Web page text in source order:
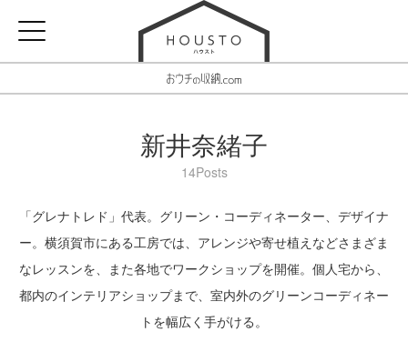
新井奈緒子
14Posts
「グレナトレド」代表。グリーン・コーディネーター、デザイナ
ー。横須賀市にある工房では、アレンジや寄せ植えなどさまざま
なレッスンを、また各地でワークショップを開催。個人宅から、
都内のインテリアショップまで、室内外のグリーンコーディネー
トを幅広く手がける。